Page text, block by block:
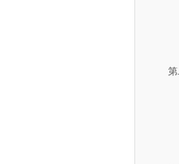
二
三
四
第
一
二
三
四